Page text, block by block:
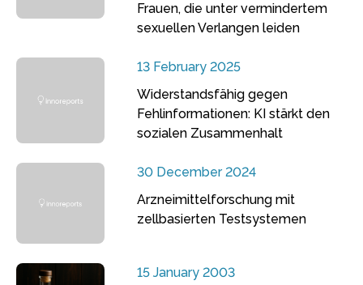
Frauen, die unter vermindertem
sexuellen Verlangen leiden
13 February 2025
Widerstandsfähig gegen
Fehlinformationen: KI stärkt den
sozialen Zusammenhalt
30 December 2024
Arzneimittelforschung mit
zellbasierten Testsystemen
15 January 2003